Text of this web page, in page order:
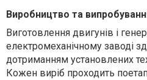
Виробництво та
Виготовлення двигунів і
електромеханічному заводі
дотриманням установлених
Кожен виріб проходить